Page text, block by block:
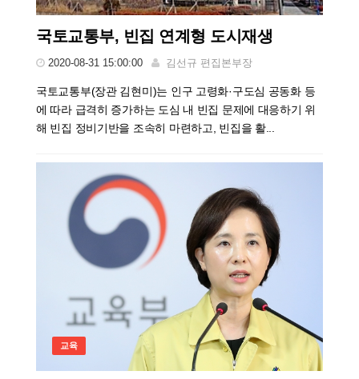
국토교통부, 빈집 연계형 도시재생
2020-08-31 15:00:00 김선규 편집본부장
국토교통부(장관 김현미)는 인구 고령화·구도심 공동화 등
에 따라 급격히 증가하는 도심 내 빈집 문제에 대응하기 위
해 빈집 정비기반을 조속히 마련하고, 빈집을 활...
교육